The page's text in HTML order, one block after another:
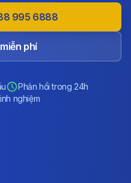
995 6888
phí
Phản hồi trong 24h
nghiệm